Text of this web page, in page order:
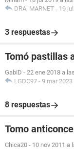
DRA. MARNET - 19
3 respuestas
Tomó pastillas
GabiD - 22 ene 2018 a
LGDC97 - 9 mar
8 respuestas
Tomo
Chica20 - 10 nov 2011 a